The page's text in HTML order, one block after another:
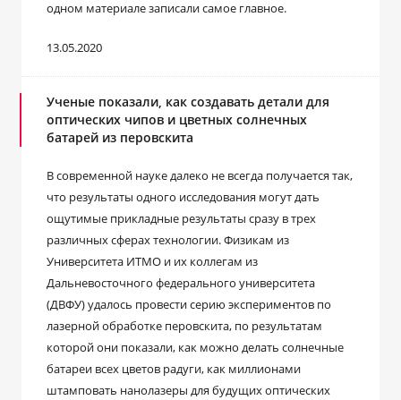
одном материале записали самое главное.
13.05.2020
Ученые показали, как создавать детали для
оптических чипов и цветных солнечных
батарей из перовскита
В современной науке далеко не всегда получается так,
что результаты одного исследования могут дать
ощутимые прикладные результаты сразу в трех
различных сферах технологии. Физикам из
Университета ИТМО и их коллегам из
Дальневосточного федерального университета
(ДВФУ) удалось провести серию экспериментов по
лазерной обработке перовскита, по результатам
которой они показали, как можно делать солнечные
батареи всех цветов радуги, как миллионами
штамповать нанолазеры для будущих оптических